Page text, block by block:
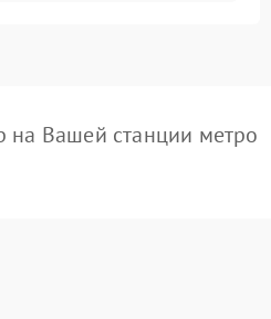
на Вашей станции метро